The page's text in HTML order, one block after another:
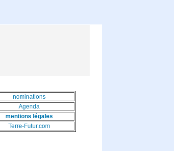
nominations
Agenda
mentions légales
Terre-Futur.com